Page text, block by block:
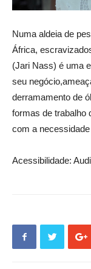
Numa aldeia de
África,
(Jari Nass) é uma
seu
derramamento de
formas de trabalho
com a
Acessibilidade: